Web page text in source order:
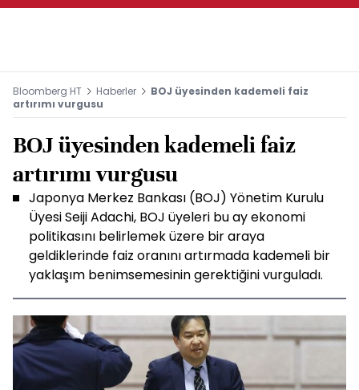
Bloomberg HT Haberler
BOJ üyesinden kademeli faiz
artırımı vurgusu
BOJ üyesinden kademeli faiz
artırımı vurgusu
Japonya Merkez Bankası (BOJ) Yönetim Kurulu
Üyesi Seiji Adachi, BOJ üyeleri bu ay ekonomi
politikasını belirlemek üzere bir araya
geldiklerinde faiz oranını artırmada kademeli bir
yaklaşım benimsemesinin gerektiğini vurguladı.